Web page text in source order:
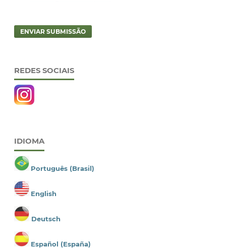
ENVIAR SUBMISSÃO
REDES SOCIAIS
IDIOMA
Português (Brasil)
English
Deutsch
Español (España)